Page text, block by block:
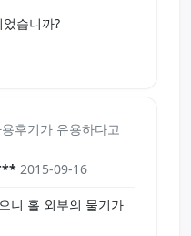
습니까?
후기가 유용하다고
2015-09-16
니 홀 외부의 물기가